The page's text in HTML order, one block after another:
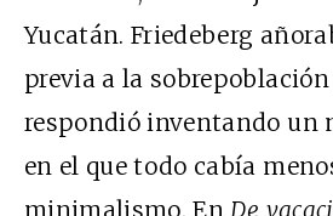
Yucatán. Friedeberg
previa a la
respondió inventando un
en el que todo cabía